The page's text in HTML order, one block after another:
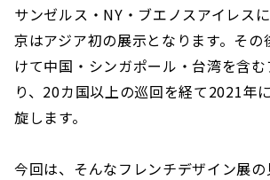
サンゼルス・NY・ブエノスアイレス
京はアジア初の展示となります。そ
けて中国・シンガポール・台湾を含
り、20カ国以上の巡回を経て2021年
旋します。
今回は、そんなフレンチデザイン展